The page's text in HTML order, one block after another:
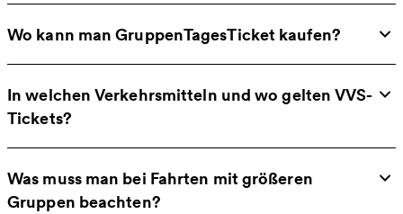
Wo kann man GruppenTagesTicket kaufen?
In welchen Verkehrsmitteln und wo gelten VVS-
Tickets?
Was muss man bei Fahrten mit größeren
Gruppen beachten?